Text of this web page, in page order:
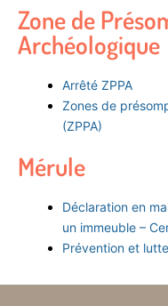
Zone de
Archéologique
Arrêté ZPPA
Zones de
(ZPPA)
Mérule
Déclaration en
un immeuble –
Prévention et